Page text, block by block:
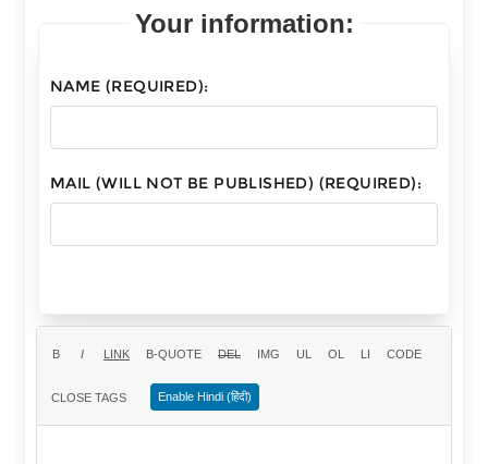
Your information:
NAME (REQUIRED):
MAIL (WILL NOT BE PUBLISHED) (REQUIRED):
Enable Hindi (हिंदी)